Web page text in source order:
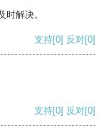
解决。
支持[0] 反对[0]
支持[0] 反对[0]